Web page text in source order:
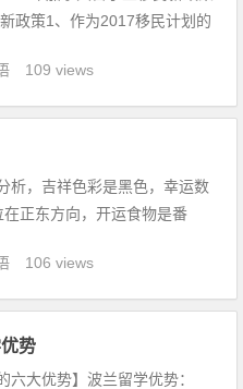
政策1、作为2017移民计划的
在快速通道中更多的分数；
加到22岁，以
109 views
析，吉祥色彩是黑色，幸运数
正东方向，开运食物是番
见去要账，预示着你近期会
你受益匪浅，尤其是在阅读商
106 views
势
大优势】波兰留学优势：